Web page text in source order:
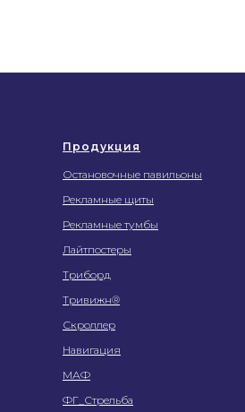
Продукция
Остановочные павильоны
Рекламные щиты
Рекламные тумбы
Лайтпостеры
Триборд
Тривижн®
Скроллер
Навигация
МАФ
ФГ_Стрельба